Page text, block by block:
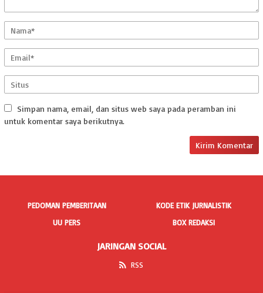
Simpan nama, email, dan situs web saya pada peramban ini
untuk komentar saya berikutnya.
PEDOMAN PEMBERITAAN
KODE ETIK JURNALISTIK
UU PERS
BOX REDAKSI
JARINGAN SOCIAL
RSS